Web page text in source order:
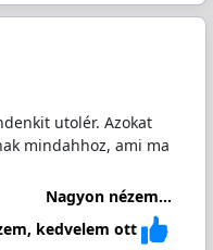
utolér. Azokat
mindahhoz, ami ma
Nagyon nézem...
kedvelem ott